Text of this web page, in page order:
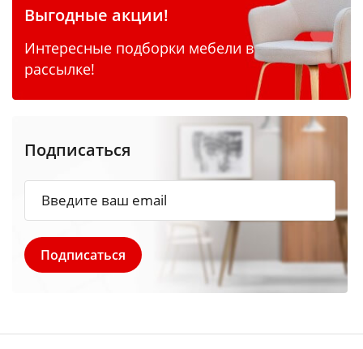
Выгодные акции!
Интересные подборки мебели в
рассылке!
Подписаться